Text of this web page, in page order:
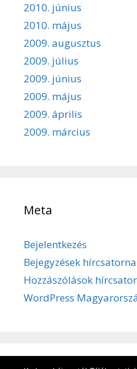
2010. június
2010. május
2009. augusztus
2009. július
2009. június
2009. május
2009. április
2009. március
Meta
Bejelentkezés
Bejegyzések hírcsatorna
Hozzászólások
WordPress